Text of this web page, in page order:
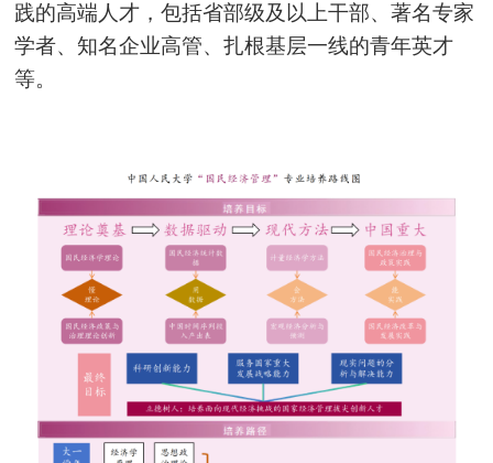
践的高端人才，包括省部级及以上干部、著名专家
学者、知名企业高管、扎根基层一线的青年英才
等。